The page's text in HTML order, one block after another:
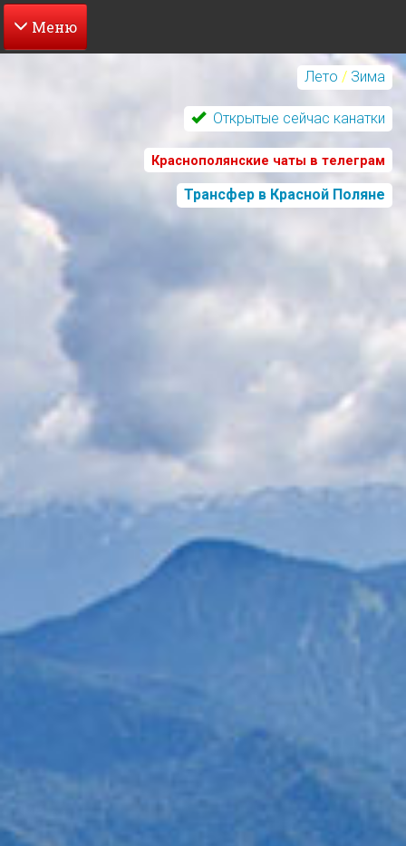
Перейти
Лето / Зима
Открытые сейчас канатки
Краснополянские чаты в телеграм
Трансфер в Красной Поляне